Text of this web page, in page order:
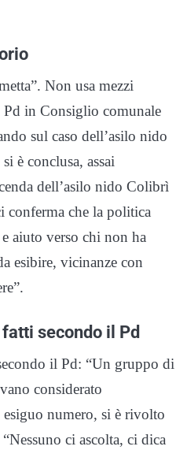
Non usa mezzi
in Consiglio comunale
sul caso dell’asilo nido
è conclusa, assai
dell’asilo nido Colibrì
conferma che la politica
aiuto verso chi non ha
esibire, vicinanze con
secondo il Pd
il Pd: “Un gruppo di
considerato
numero, si è rivolto
ci ascolta, ci dica